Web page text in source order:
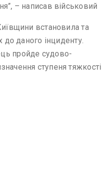
– написав військовий
встановила та
до даного інциденту.
пройде судово-
ступеня тяжкості